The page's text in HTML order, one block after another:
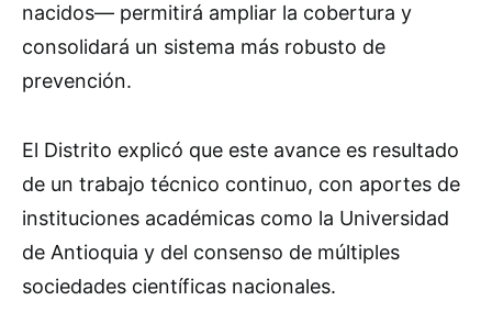
nacidos— permitirá ampliar la cobertura y
consolidará un sistema más robusto de
prevención.
El Distrito explicó que este avance es resultado
de un trabajo técnico continuo, con aportes de
instituciones académicas como la Universidad
de Antioquia y del consenso de múltiples
sociedades científicas nacionales.